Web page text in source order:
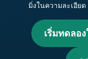
มิ่งในความละเอี
เริ่มทดลอ